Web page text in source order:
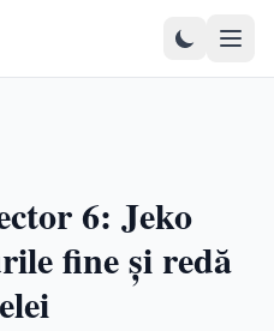
6: Jeko
fine și redă